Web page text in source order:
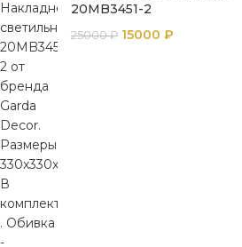
20MB3451-2
25000₽ 15000 ₽